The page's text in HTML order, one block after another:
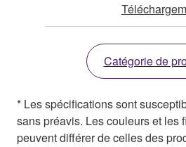
Catégorie de
* Les spécifications sont
sans préavis. Les couleurs et les
peuvent différer de celles des